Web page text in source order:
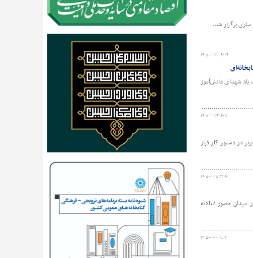
ساری برگزار شد.
۱۴۰۵-۰۱-۳۰ ۰۹:۲۴
شهدای دانش‌آموز
۱۴۰۵-۰۱-۲۴ ۱۴:۱۱
در دستور کار قرار
۱۴۰۵-۰۱-۱۵ ۲۲:۴۰
میدان حضور فعالانه
۱۴۰۵-۰۱-۱۰ ۰۹:۰۶